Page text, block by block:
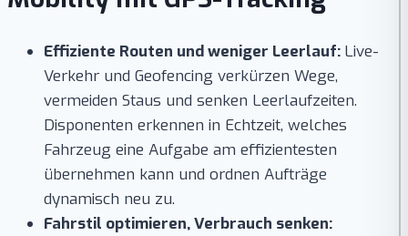
Effiziente Routen und weniger Leerlauf: Live-
Verkehr und Geofencing verkürzen Wege,
vermeiden Staus und senken Leerlaufzeiten.
Disponenten erkennen in Echtzeit, welches
Fahrzeug eine Aufgabe am effizientesten
übernehmen kann und ordnen Aufträge
dynamisch neu zu.
Fahrstil optimieren, Verbrauch senken: